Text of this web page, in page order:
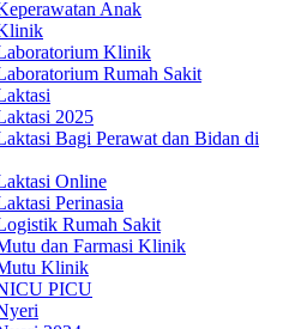
Anak
Klinik
Rumah Sakit
2025
Bagi Perawat dan Bidan di
Online
Perinasia
Rumah Sakit
dan Farmasi Klinik
Klinik
PICU